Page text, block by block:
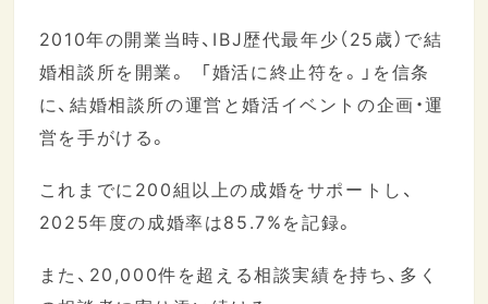
2010年の開業当時、IBJ歴代最年少（25歳）で結
婚相談所を開業。 「婚活に終止符を。」を信条
に、結婚相談所の運営と婚活イベントの企画・運
営を手がける。
これまでに200組以上の成婚をサポートし、
2025年度の成婚率は85.7%を記録。
また、20,000件を超える相談実績を持ち、多く